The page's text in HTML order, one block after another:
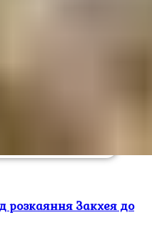
розкаяння Закхея до